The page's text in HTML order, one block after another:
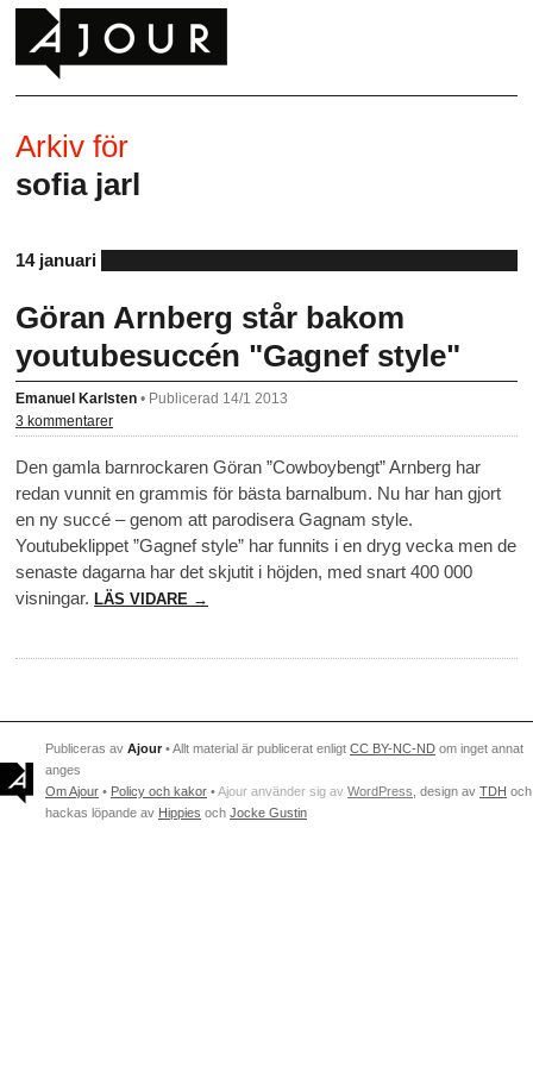
Arkiv för
sofia jarl
14 januari
Göran Arnberg står bakom
youtubesuccén "Gagnef style"
Emanuel Karlsten • Publicerad 14/1 2013
3 kommentarer
Den gamla barnrockaren Göran ”Cowboybengt” Arnberg har
redan vunnit en grammis för bästa barnalbum. Nu har han gjort
en ny succé – genom att parodisera Gagnam style.
Youtubeklippet ”Gagnef style” har funnits i en dryg vecka men de
senaste dagarna har det skjutit i höjden, med snart 400 000
visningar. LÄS VIDARE →
Publiceras av Ajour • Allt material är publicerat enligt CC BY-NC-ND om inget annat
anges
Om Ajour • Policy och kakor •Ajour använder sig av WordPress , design av TDH och
hackas löpande av Hippies och Jocke Gustin